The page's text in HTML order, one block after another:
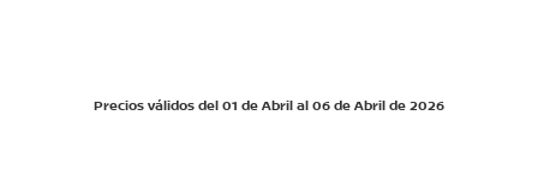
Precios válidos del 01 de Abril al 06 de Abril de 2026